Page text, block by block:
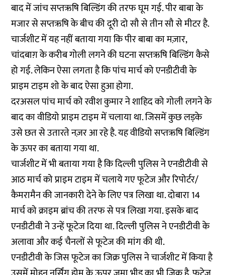
बाद में जांच सप्तऋषि बिल्डिंग की तरफ घूम गई. पीर बाबा के
मजार से सप्तऋषि के बीच की दूरी दो सौ से तीन सौ से मीटर है.
चार्जशीट में यह नहीं बताया गया कि पीर बाबा का मज़ार,
चांदबाग़ के करीब गोली लगने की घटना सप्तऋषि बिल्डिंग कैसे
हो गई. लेकिन ऐसा लगता है कि पांच मार्च को एनडीटीवी के
प्राइम टाइम शो के बाद ऐसा हुआ होगा.
दरअसल पांच मार्च को रवीश कुमार ने शाहिद को गोली लगने के
बाद का वीडियो प्राइम टाइम में चलाया था. जिसमें कुछ लड़के
उसे छत से उतारते नज़र आ रहे है. यह वीडियो सप्तऋषि बिल्डिंग
के ऊपर का बताया गया था.
चार्जशीट में भी बताया गया है कि दिल्ली पुलिस ने एनडीटीवी से
आठ मार्च को प्राइम टाइम में चलाये गए फूटेज और रिपोर्टर/
कैमरामैन की जानकारी देने के लिए पत्र लिखा था. दोबारा 14
मार्च को क्राइम ब्रांच की तरफ से पत्र लिखा गया. इसके बाद
एनडीटीवी ने उन्हें फूटेज दिया था. दिल्ली पुलिस ने एनडीटीवी के
अलावा और कई चैनलों से फूटेज की मांग की थी.
एनडीटीवी के जिस फूटेज का जिक्र पुलिस ने चार्जशीट में किया है